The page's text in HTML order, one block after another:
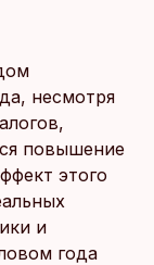
несмотря
повышение
этого
и
года